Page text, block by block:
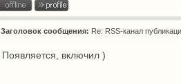
Заголовок сообщения: Re: RSS-канал
Появляется, включил )